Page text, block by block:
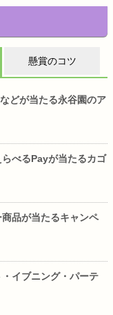
懸賞のコツ
どが当たる永谷園のア
べるPayが当たるカゴ
品が当たるキャンペ
イブニング・パーテ